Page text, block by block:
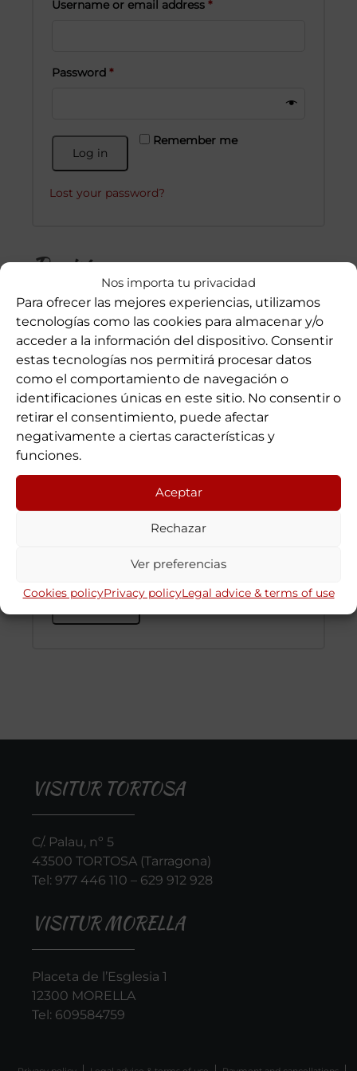
Nos importa tu privacidad
Para ofrecer las mejores experiencias, utilizamos
tecnologías como las cookies para almacenar y/o
acceder a la información del dispositivo. Consentir
estas tecnologías nos permitirá procesar datos
como el comportamiento de navegación o
identificaciones únicas en este sitio. No consentir o
retirar el consentimiento, puede afectar
negativamente a ciertas características y
funciones.
Aceptar
Rechazar
Ver preferencias
Cookies policyPrivacy policyLegal advice & terms of use
Username or email address *
Password *
Remember me
Log in
Lost your password?
Register
Email address*
Password
Les seves dades personals seran
utilitzades per a millorar la seva
experiència dins aquest lloc web, per a
gestionar l'accés al seu compte i per a
VISITUR TORTOSA
C/. Palau, nº 5
43500 TORTOSA (Tarragona)
Tel: 977 446 110 – 629 912 928
VISITUR MORELLA
Placeta de l’Esglesia 1
12300 MORELLA
Tel: 609584759